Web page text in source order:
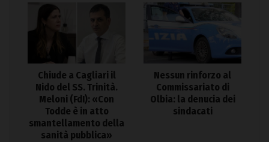
Chiude a Cagliari il
Nido del SS. Trinità.
Meloni (FdI): «Con
Todde è in atto
smantellamento della
sanità pubblica»
Nessun rinforzo al
Commissariato di
Olbia: la denucia dei
sindacati